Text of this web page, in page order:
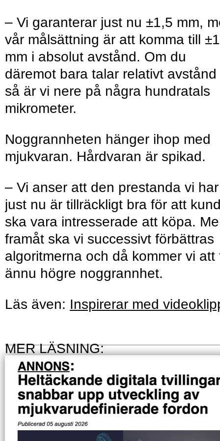
– Vi garanterar just nu ±1,5 mm,
vår målsättning är att komma till ±1
mm i absolut avstånd. Om du
däremot bara talar relativt avstånd
så är vi nere på några hundratals
mikrometer.
Noggrannheten hänger ihop med
mjukvaran. Hårdvaran är spikad.
– Vi anser att den prestanda vi har
just nu är tillräckligt bra för att
ska vara intresserade att köpa.
framåt ska vi successivt förbättras
algoritmerna och då kommer vi att
ännu högre noggrannhet.
Läs även: Inspirerar med